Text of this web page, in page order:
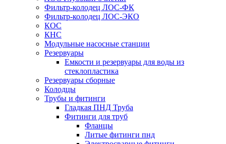
Фильтр-колодец ЛОС-ФК
Фильтр-колодец ЛОС-ЭКО
КОС
КНС
Модульные насосные станции
Резервуары
Емкости и резервуары для воды из
стеклопластика
Резервуары сборные
Колодцы
Трубы и фитинги
Гладкая ПНД Труба
Фитинги для труб
Фланцы
Литые фитинги пнд